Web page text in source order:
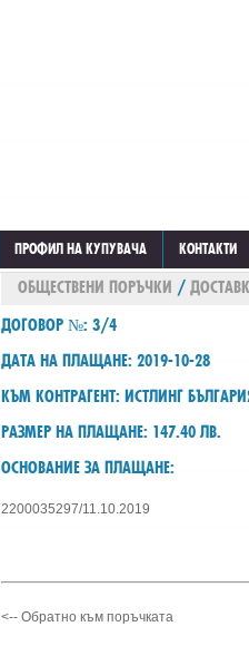
ПРОФИЛ НА КУПУВАЧА КОНТАКТИ
ОБЩЕСТВЕНИ ПОРЪЧКИ /
ДОГОВОР №: 3/4
ДАТА НА ПЛАЩАНЕ: 2019-10-28
КЪМ КОНТРАГЕНТ: ИСТЛИНГ
РАЗМЕР НА ПЛАЩАНЕ: 147.40 ЛВ.
ОСНОВАНИЕ ЗА ПЛАЩАНЕ:
2200035297/11.10.2019
<-- Обратно към поръчката